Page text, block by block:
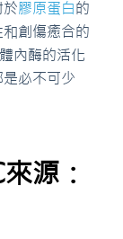
膠原蛋白的
創傷癒合的
內酶的活化
必不可少
源：